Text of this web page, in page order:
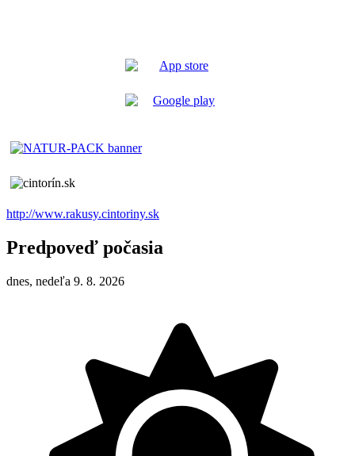
http://www.rakusy.cintoriny.sk
Predpoveď počasia
dnes, nedeľa 9. 8. 2026